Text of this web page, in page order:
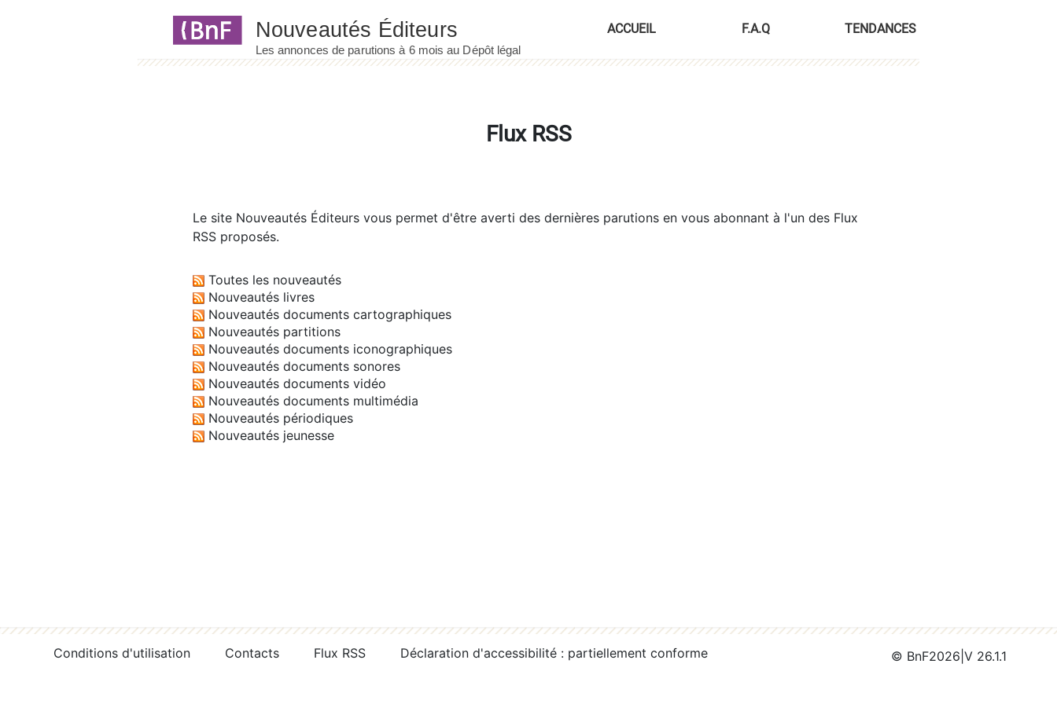
ACCUEIL F.A.Q TENDANCES
Flux RSS
Le site Nouveautés Éditeurs vous permet d'être averti des dernières parutions en vous abonnant à l'un des Flux
RSS proposés.
Toutes les nouveautés
Nouveautés livres
Nouveautés documents cartographiques
Nouveautés partitions
Nouveautés documents iconographiques
Nouveautés documents sonores
Nouveautés documents vidéo
Nouveautés documents multimédia
Nouveautés périodiques
Nouveautés jeunesse
Conditions d'utilisation Contacts Flux RSS Déclaration d'accessibilité : partiellement conforme © BnF2026 V 26.1.1